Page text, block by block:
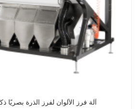
آلة فرز الألوان لفرز الذرة بصريًا